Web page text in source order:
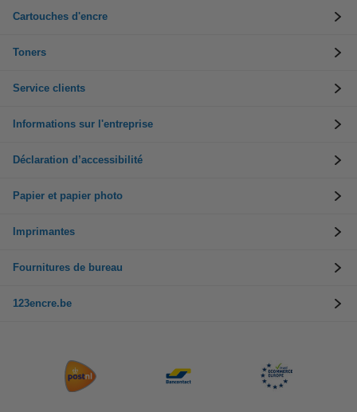
Cartouches d'encre
Toners
Service clients
Informations sur l'entreprise
Déclaration d’accessibilité
Papier et papier photo
Imprimantes
Fournitures de bureau
123encre.be